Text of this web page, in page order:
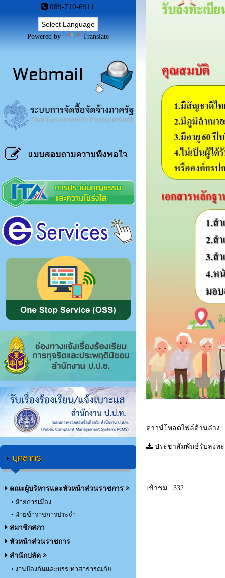
089-710-6911
Powered by Translate
บุคลากร
คณะผู้บริหารและหัวหน้าส่วนราชการ
• ฝ่ายการเมือง
• ฝ่ายข้าราชการประจำ
สมาชิกสภา
หัวหน้าส่วนราชการ
สำนักปลัด
• งานป้องกันและบรรเทาสาธารณภัย
ดาวน์โหลดไฟล์ด้านล่าง :
ประชาสัมพันธ์รับลงทะ
เข้าชม : 332